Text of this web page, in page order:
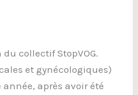
collectif StopVOG.
et gynécologiques)
année, après avoir été